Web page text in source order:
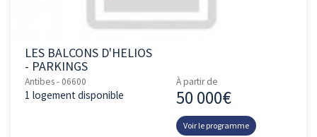
LES BALCONS D'HELIOS
- PARKINGS
Antibes - 06600
1 logement disponible
À partir de
50 000€
Voir le programme